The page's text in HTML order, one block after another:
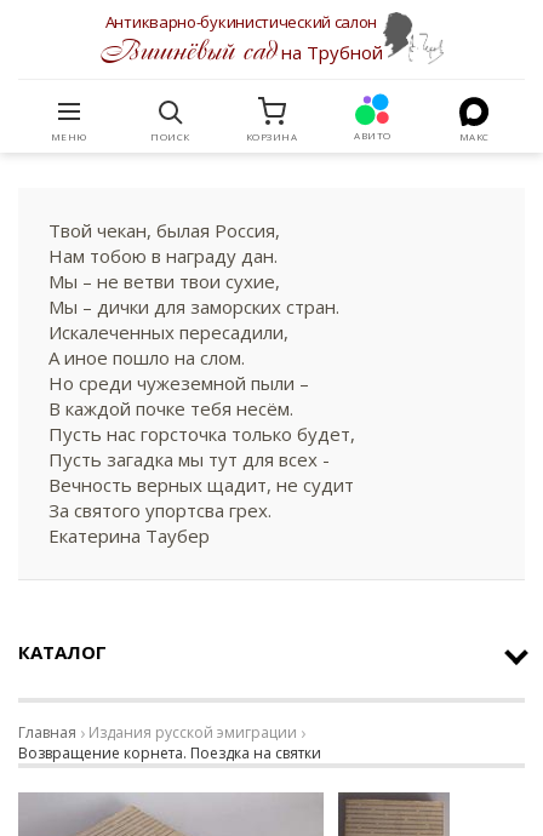
Антикварно-букинистический салон
Вишнёвый садна Трубной
МЕНЮ ПОИСК КОРЗИНА АВИТО МАКС
Твой чекан, былая Россия,
Нам тобою в награду дан.
Мы – не ветви твои сухие,
Мы – дички для заморских стран.
Искалеченных пересадили,
А иное пошло на слом.
Но среди чужеземной пыли –
В каждой почке тебя несём.
Пусть нас горсточка только будет,
Пусть загадка мы тут для всех -
Вечность верных щадит, не судит
За святого упортсва грех.
Екатерина Таубер
КАТАЛОГ
Главная
Издания русской эмиграции
Возвращение корнета. Поездка на святки